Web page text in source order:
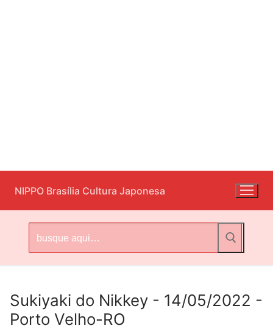
para
o
conteúdo
NIPPO Brasília Cultura Japonesa
por:
Sukiyaki do Nikkey - 14/05/2022 -
Porto Velho-RO